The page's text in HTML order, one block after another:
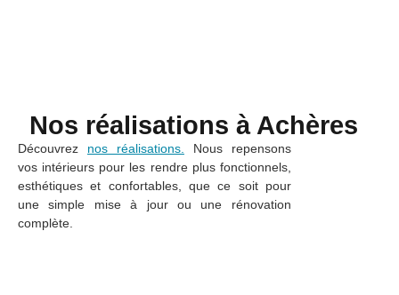
Nos réalisations à Achères
Découvrez nos réalisations. Nous repensons
vos intérieurs pour les rendre plus fonctionnels,
esthétiques et confortables, que ce soit pour
une simple mise à jour ou une rénovation
complète.